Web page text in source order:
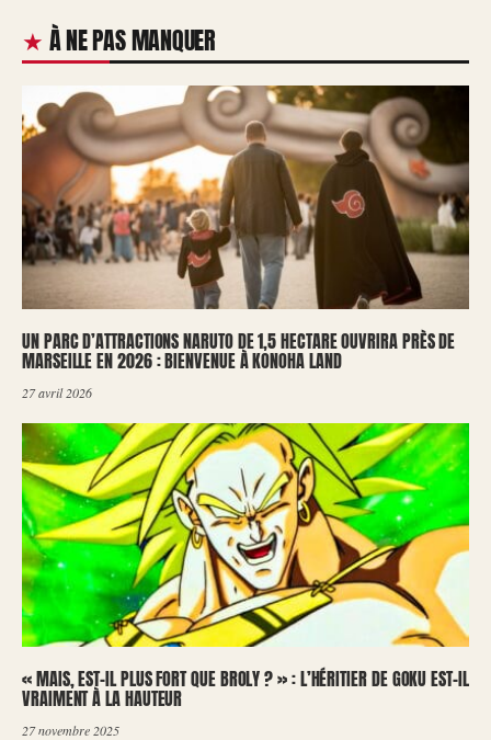
À NE PAS MANQUER
UN PARC D’ATTRACTIONS NARUTO DE 1,5 HECTARE OUVRIRA PRÈS DE
MARSEILLE EN 2026 : BIENVENUE À KONOHA LAND
27 avril 2026
« MAIS, EST-IL PLUS FORT QUE BROLY ? » : L’HÉRITIER DE GOKU EST-IL
VRAIMENT À LA HAUTEUR
27 novembre 2025